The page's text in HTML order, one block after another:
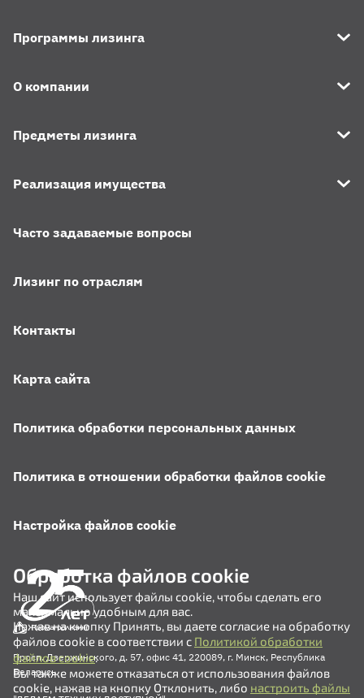
Просп. Дзержинского, д. 57, офис 41, 220089, г. Минск, Республика
Беларусь
Программы лизинга
О компании
Предметы лизинга
Реализация имущества
Часто задаваемые вопросы
Лизинг по отраслям
Контакты
Карта сайта
Политика обработки персональных данных
Политика в отношении обработки файлов cookie
Настройка файлов cookie
Обработка файлов cookie
Наш сайт использует файлы cookie, чтобы сделать его
максимально удобным для вас.
Нажав на кнопку Принять, вы даете согласие на обработку
файлов cookie в соответствии с Политикой обработки
файлов cookie.
Вы также можете отказаться от использования файлов
cookie, нажав на кнопку Отклонить, либо настроить файлы